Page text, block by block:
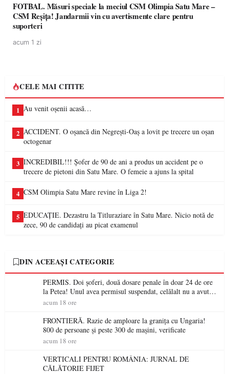
FOTBAL. Măsuri speciale la meciul CSM Olimpia Satu Mare –
CSM Reșița! Jandarmii vin cu avertismente clare pentru
suporteri
acum 1 zi
CELE MAI CITITE
1 Au venit oșenii acasă…
2 ACCIDENT. O oșancă din Negrești-Oaș a lovit pe trecere un oșan
octogenar
3 INCREDIBIL!!! Șofer de 90 de ani a produs un accident pe o
trecere de pietoni din Satu Mare. O femeie a ajuns la spital
4 CSM Olimpia Satu Mare revine în Liga 2!
5 EDUCAȚIE. Dezastru la Titluraziare în Satu Mare. Nicio notă de
zece, 90 de candidați au picat examenul
DIN ACEEAȘI CATEGORIE
PERMIS. Doi șoferi, două dosare penale în doar 24 de ore
la Petea! Unul avea permisul suspendat, celălalt nu a avut
niciodată permis
acum 18 ore
FRONTIERĂ. Razie de amploare la granița cu Ungaria!
800 de persoane și peste 300 de mașini, verificate
acum 18 ore
VERTICALI PENTRU ROMÂNIA: JURNAL DE
CĂLĂTORIE FIJET